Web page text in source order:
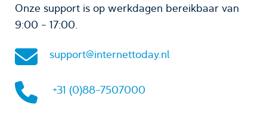
Onze support is op werkdagen bereikbaar van
9:00 - 17:00.
support@internettoday.nl
+31 (0)88-7507000